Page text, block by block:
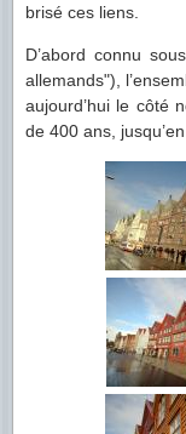
brisé ces liens.
D’abord connu
allemands"),
aujourd’hui le côté
de 400 ans,